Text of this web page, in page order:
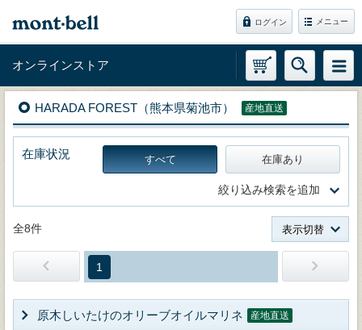
ログイン メニュー
オンラインストア
HARADA FOREST（熊本県菊池市） 産地直送
在庫状況 すべて 在庫あり
絞り込み検索を追加
全8件 表示切替
1
原木しいたけのオリーブオイルマリネ 産地直送